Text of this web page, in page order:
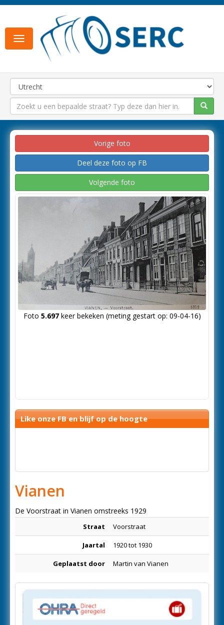
Toggle
navigation
Vorige foto
Deel deze foto op FB
Volgende foto
Foto 5.697keer bekeken (meting gestart op: 09-04-16)
Like onze FB en blijf op de hoogte
Vianen
De Voorstraat in Vianen omstreeks 1929
Straat Voorstraat
Jaartal 1920 tot 1930
Geplaatst door Martin van Vianen